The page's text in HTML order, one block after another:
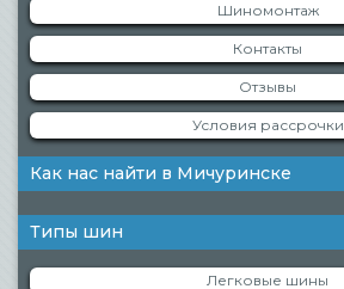
Шиномонтаж
Контакты
Отзывы
Условия рассрочки
Как нас найти в Мичуринске
Типы шин
Легковые шины